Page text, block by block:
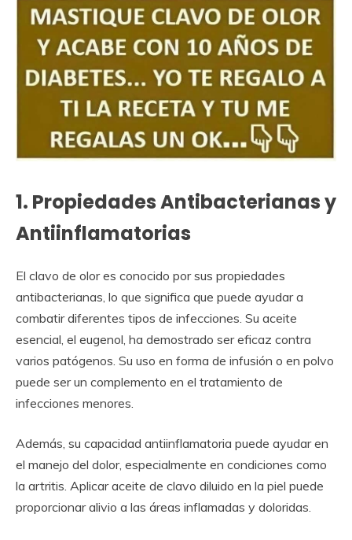
1. Propiedades Antibacterianas y
Antiinflamatorias
El clavo de olor es conocido por sus propiedades
antibacterianas, lo que significa que puede ayudar a
combatir diferentes tipos de infecciones. Su aceite
esencial, el eugenol, ha demostrado ser eficaz contra
varios patógenos. Su uso en forma de infusión o en polvo
puede ser un complemento en el tratamiento de
infecciones menores.
Además, su capacidad antiinflamatoria puede ayudar en
el manejo del dolor, especialmente en condiciones como
la artritis. Aplicar aceite de clavo diluido en la piel puede
proporcionar alivio a las áreas inflamadas y doloridas.